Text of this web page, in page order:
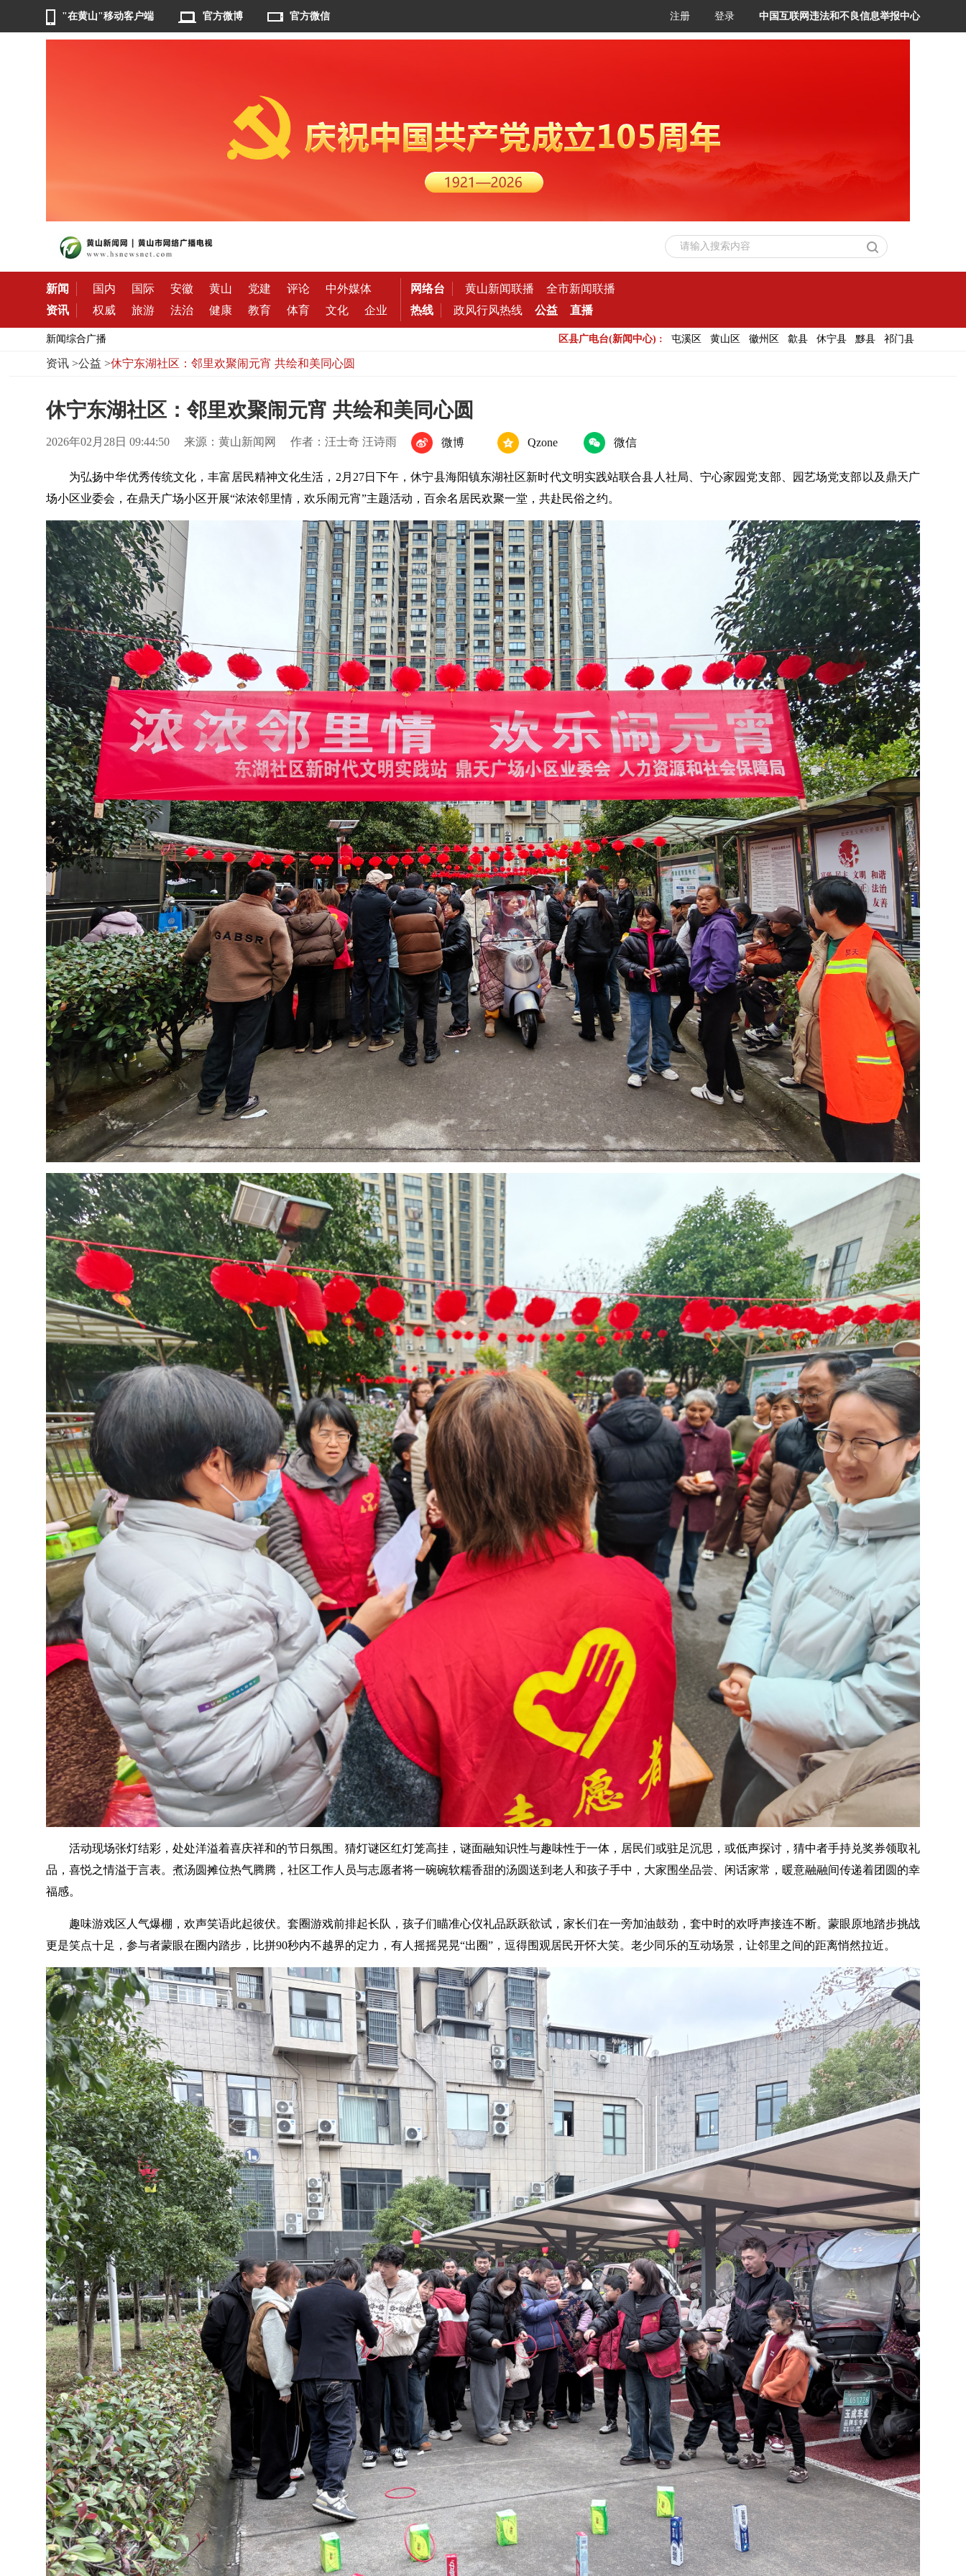
"在黄山"移动客户端 官方微博 官方微信 注册 登录 中国互联网违法和不良信息举报中心
请输入搜索内容
新闻 国内 国际 安徽 黄山 党建 评论
中外媒体
资讯
权威 旅游 法治 健康 教育 体育 文化 企业
网络台 黄山新闻联播
全市新闻联播
热线
政风行风热线 公益 直播
新闻综合广播 区县广电台(新闻中心) : 屯溪区 黄山区 徽州区 歙县 休宁县 黟县 祁门县
资讯>公益 >休宁东湖社区：邻里欢聚闹元宵 共绘和美同心圆
休宁东湖社区：邻里欢聚闹元宵 共绘和美同心圆
2026年02月28日 09:44:50 来源：黄山新闻网 作者：汪士奇 汪诗雨 微博 Qzone 微信
为弘扬中华优秀传统文化，丰富居民精神文化生活，2月27日下午，休宁县海阳镇东湖社区新时代文明实践站联合县人社局、宁心家园党支部、园艺场党支部以及鼎天广
场小区业委会，在鼎天广场小区开展“浓浓邻里情，欢乐闹元宵”主题活动，百余名居民欢聚一堂，共赴民俗之约。
活动现场张灯结彩，处处洋溢着喜庆祥和的节日氛围。猜灯谜区红灯笼高挂，谜面融知识性与趣味性于一体，居民们或驻足沉思，或低声探讨，猜中者手持兑奖券领取礼
品，喜悦之情溢于言表。煮汤圆摊位热气腾腾，社区工作人员与志愿者将一碗碗软糯香甜的汤圆送到老人和孩子手中，大家围坐品尝、闲话家常，暖意融融间传递着团圆的幸
福感。
趣味游戏区人气爆棚，欢声笑语此起彼伏。套圈游戏前排起长队，孩子们瞄准心仪礼品跃跃欲试，家长们在一旁加油鼓劲，套中时的欢呼声接连不断。蒙眼原地踏步挑战
更是笑点十足，参与者蒙眼在圈内踏步，比拼90秒内不越界的定力，有人摇摇晃晃“出圈”，逗得围观居民开怀大笑。老少同乐的互动场景，让邻里之间的距离悄然拉近。